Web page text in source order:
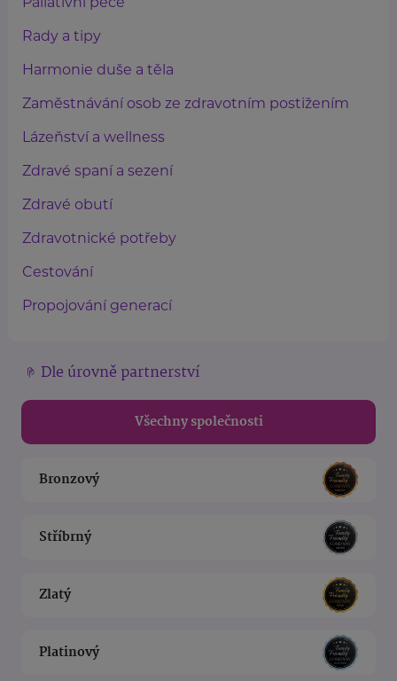
Rady a tipy
Harmonie duše a těla
Zaměstnávání osob ze zdravotním postižením
Lázeňství a wellness
Zdravé spaní a sezení
Zdravé obutí
Zdravotnické potřeby
Cestování
Propojování generací
Dle úrovně partnerství
Všechny společnosti
Bronzový
Stříbrný
Zlatý
Platinový